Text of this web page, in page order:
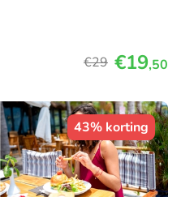
€29 €19,50
43% korting